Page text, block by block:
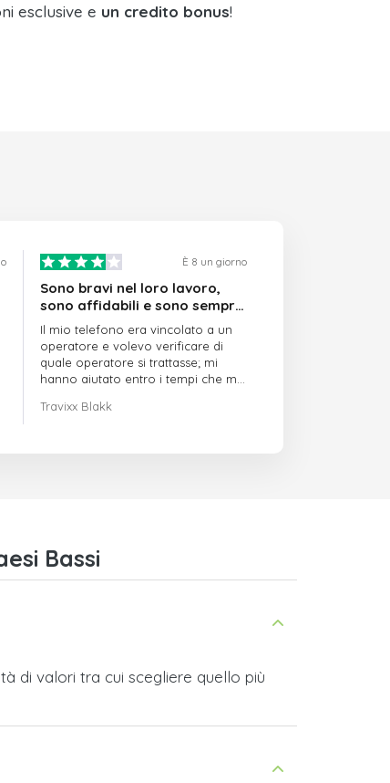
esclusive e un credito bonus!
È 8 un giorno
Sono bravi nel loro lavoro,
sono affidabili e sono sempre
puntuali
Il mio telefono era vincolato a un
operatore e volevo verificare di
quale operatore si trattasse; mi
hanno aiutato entro i tempi che mi
Travixx Blakk
Bassi
di valori tra cui scegliere quello più